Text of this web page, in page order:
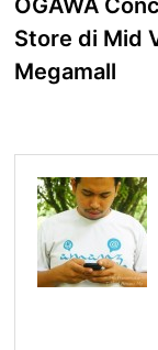
OGAWA
Store di Mid
Megamall